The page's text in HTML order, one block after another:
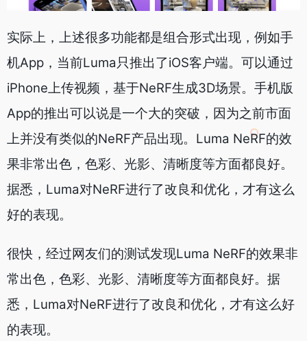
实际上，上述很多功能都是组合形式出现，例如手
机App，当前Luma只推出了iOS客户端。可以通过
iPhone上传视频，基于NeRF生成3D场景。手机版
App的推出可以说是一个大的突破，因为之前市面
上并没有类似的NeRF产品出现。Luma NeRF的效
果非常出色，色彩、光影、清晰度等方面都良好。
据悉，Luma对NeRF进行了改良和优化，才有这么
好的表现。
很快，经过网友们的测试发现Luma NeRF的效果非
常出色，色彩、光影、清晰度等方面都良好。据
悉，Luma对NeRF进行了改良和优化，才有这么好
的表现。